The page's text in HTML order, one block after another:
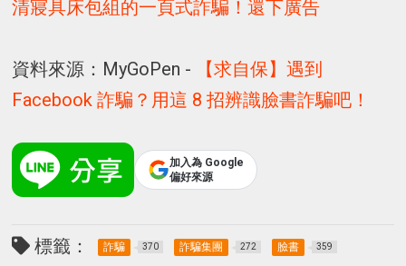
清寢具床包組的一頁式詐騙！還下廣告
資料來源：MyGoPen -
【求自保】遇到
Facebook 詐騙？用這 8 招辨識臉書詐騙吧！
加入為 Google
偏好來源
標籤： 詐騙 370 詐騙集團 272 臉書 359